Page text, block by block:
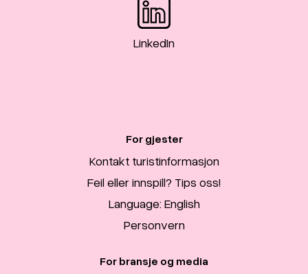
LinkedIn
For gjester
Kontakt turistinformasjon
Feil eller innspill? Tips oss!
Language: English
Personvern
For bransje og media